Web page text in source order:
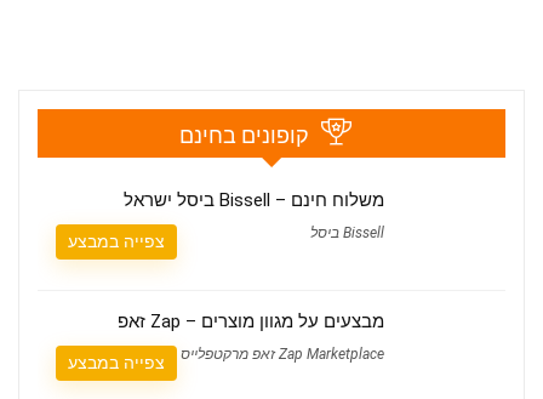
קופונים בחינם
משלוח חינם – Bissell ביסל ישראל
Bissell ביסל צפייה במבצע
מבצעים על מגוון מוצרים – Zap זאפ
Zap Marketplace זאפ מרקטפלייס צפייה במבצע